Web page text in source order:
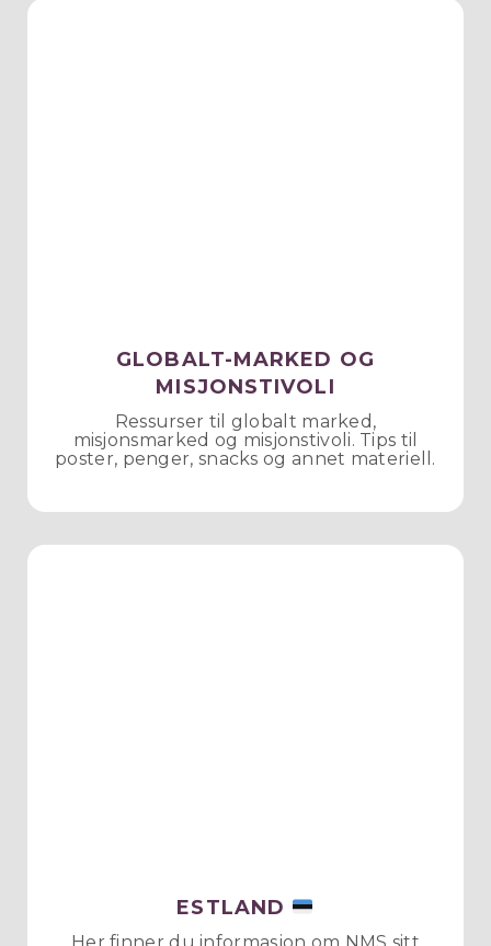
GLOBALT-MARKED OG
MISJONSTIVOLI
Ressurser til globalt marked,
misjonsmarked og misjonstivoli. Tips til
poster, penger, snacks og annet materiell.
ESTLAND